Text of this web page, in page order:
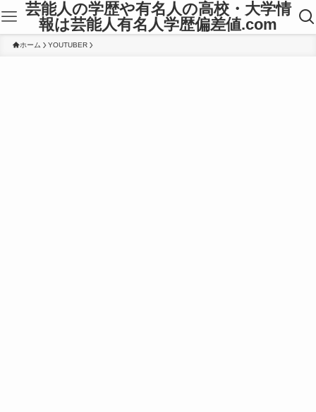
芸能人の学歴や有名人の高校・大学情
報は芸能人有名人学歴偏差値.com
ホーム YOUTUBER